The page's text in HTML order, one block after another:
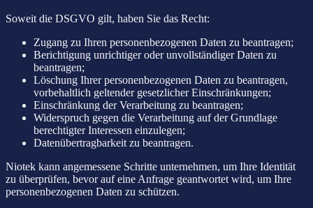
Soweit die DSGVO gilt, haben Sie das Recht:
Zugang zu Ihren personenbezogenen Daten zu beantragen;
Berichtigung unrichtiger oder unvollständiger Daten zu
beantragen;
Löschung Ihrer personenbezogenen Daten zu beantragen,
vorbehaltlich geltender gesetzlicher Einschränkungen;
Einschränkung der Verarbeitung zu beantragen;
Widerspruch gegen die Verarbeitung auf der Grundlage
berechtigter Interessen einzulegen;
Datenübertragbarkeit zu beantragen.
Niotek kann angemessene Schritte unternehmen, um Ihre Identität
zu überprüfen, bevor auf eine Anfrage geantwortet wird, um Ihre
personenbezogenen Daten zu schützen.